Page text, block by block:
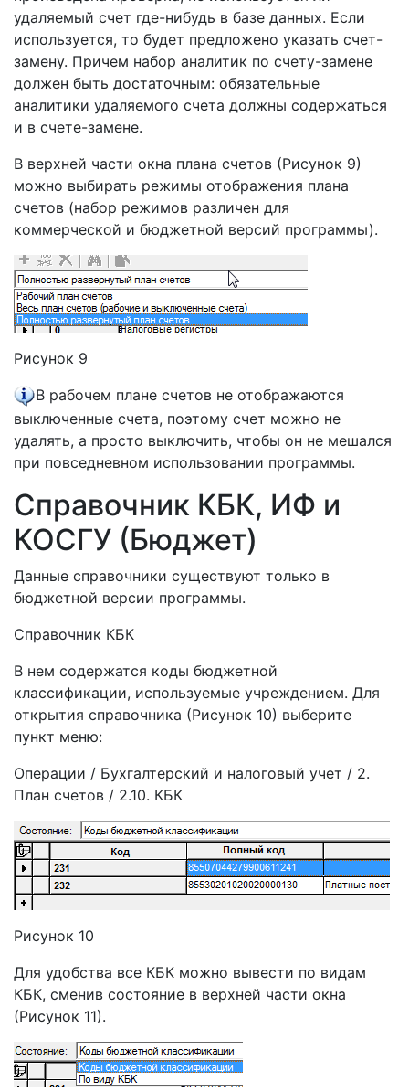
удаляемый счет где-нибудь в базе данных. Если
используется, то будет предложено указать счет-
замену. Причем набор аналитик по счету-замене
должен быть достаточным: обязательные
аналитики удаляемого счета должны содержаться
и в счете-замене.
В верхней части окна плана счетов (Рисунок 9)
можно выбирать режимы отображения плана
счетов (набор режимов различен для
коммерческой и бюджетной версий программы).
Рисунок 9
В рабочем плане счетов не отображаются
выключенные счета, поэтому счет можно не
удалять, а просто выключить, чтобы он не мешался
при повседневном использовании программы.
Справочник КБК, ИФ и
КОСГУ (Бюджет)
Данные справочники существуют только в
бюджетной версии программы.
Справочник КБК
В нем содержатся коды бюджетной
классификации, используемые учреждением. Для
открытия справочника (Рисунок 10) выберите
пункт меню:
Операции / Бухгалтерский и налоговый учет / 2.
План счетов / 2.10. КБК
Рисунок 10
Для удобства все КБК можно вывести по видам
КБК, сменив состояние в верхней части окна
(Рисунок 11).